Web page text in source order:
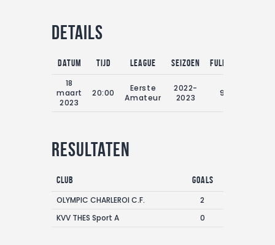
Details
Datum Tijd League Seizoen
Fulltime
18
maart
2023
20:00
Eerste
Amateur
2022-
2023
90'
Resultaten
Club
Goals
OLYMPIC CHARLEROI C.F.
2
KVV THES Sport A
0